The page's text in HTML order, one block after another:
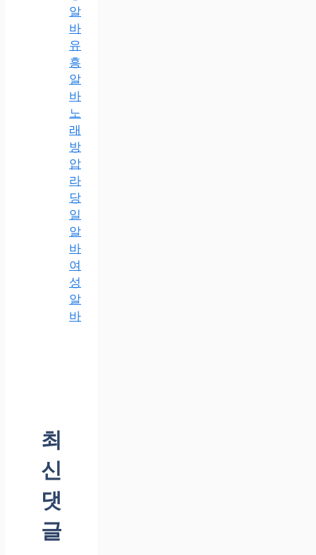
알
바
유
흥
알
바
노
래
방
압
라
당
일
알
바
여
성
알
바
최
신
댓
글